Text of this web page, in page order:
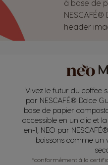
Vivez le futur du coffee
par NESCAFÉ® Dolce
base de papier
accessible en un clic et
en-1, NEO par
boissons comme un
*conformément à la